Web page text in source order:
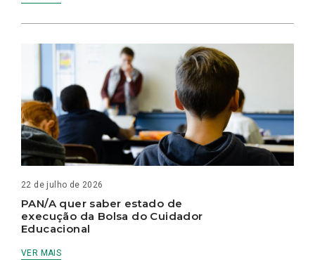
22 de julho de 2026
PAN/A quer saber estado de
execução da Bolsa do Cuidador
Educacional
VER MAIS